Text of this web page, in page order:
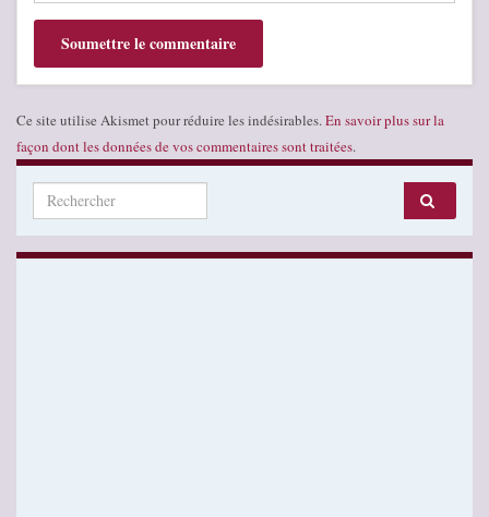
Ce site utilise Akismet pour réduire les indésirables. En savoir plus sur la
façon dont les données de vos commentaires sont traitées.
Search for: